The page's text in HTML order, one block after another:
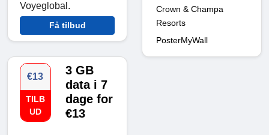
Voyeglobal.
Få tilbud
€13
TILB
UD
3 GB
data i 7
dage for
€13
Crown & Champa
Resorts
PosterMyWall